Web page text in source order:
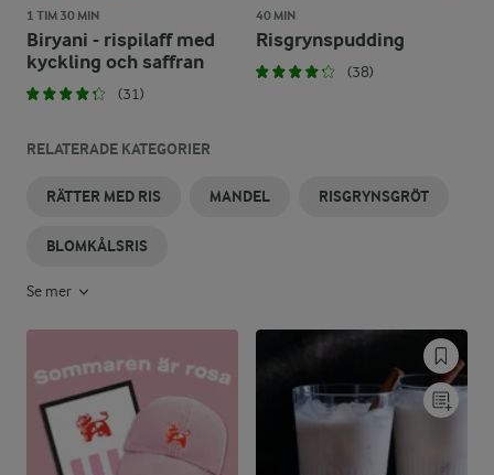
1 TIM 30 MIN
Biryani - rispilaff med
kyckling och saffran
(31)
40 MIN
Risgrynspudding
(38)
RELATERADE KATEGORIER
RÄTTER MED RIS MANDEL RISGRYNSGRÖT
BLOMKÅLSRIS
Se mer